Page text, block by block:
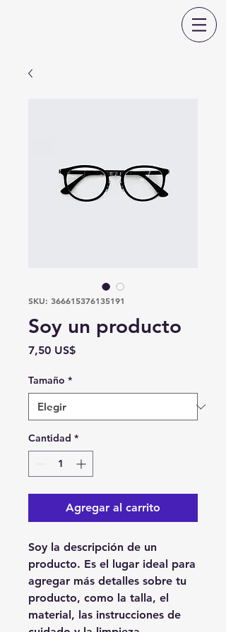
SKU: 366615376135191
Soy un producto
7,50 US$Precio
Tamaño *
Cantidad *
Agregar al carrito
Soy la descripción de un
producto. Es el lugar ideal para
agregar más detalles sobre tu
producto, como la talla, el
material, las instrucciones de